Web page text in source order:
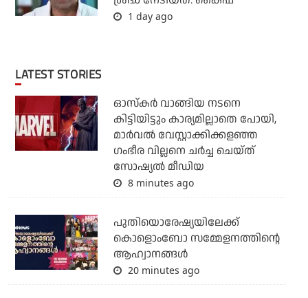
1 day ago
LATEST STORIES
ഓസ്‌കര്‍ വാങ്ങിയ നടനെ
കിട്ടിയിട്ടും കാര്യമില്ലാതെ പോയി,
മാര്‍വല്‍ വേസ്റ്റാക്കിക്കളഞ്ഞ
ഗംഭീര വില്ലനെ ചര്‍ച്ച ചെയ്ത്
സോഷ്യല്‍ മീഡിയ
8 minutes ago
പുതിയൊരേഷ്യയിലേക്ക്
കൊളൊംബോ സമ്മേളനത്തിന്റെ
ആഹ്വാനങ്ങള്‍
20 minutes ago